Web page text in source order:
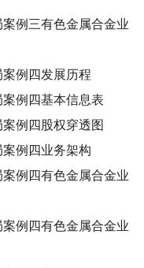
例三有色金属合金业
例四发展历程
例四基本信息表
例四股权穿透图
例四业务架构
例四有色金属合金业
例四有色金属合金业